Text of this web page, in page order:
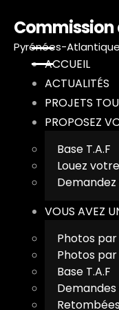
Pyrénées-
ACCUEIL
ACTUALITÉS
PROJETS
PROPOSEZ
Base T.A.F
Louez
VOUS AVEZ
Photos
Photos
Base T.A.F